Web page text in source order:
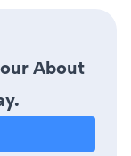
About